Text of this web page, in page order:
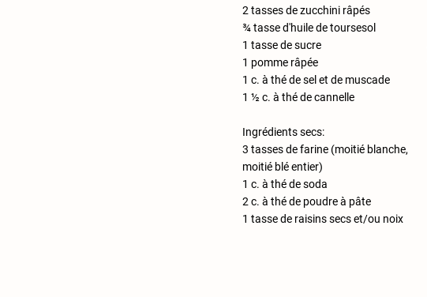
2 tasses de zucchini râpés
¾ tasse d'huile de toursesol
1 tasse de sucre
1 pomme râpée
1 c. à thé de sel et de muscade
1 ½ c. à thé de cannelle
Ingrédients secs:
3 tasses de farine (moitié blanche,
moitié blé entier)
1 c. à thé de soda
2 c. à thé de poudre à pâte
1 tasse de raisins secs et/ou noix